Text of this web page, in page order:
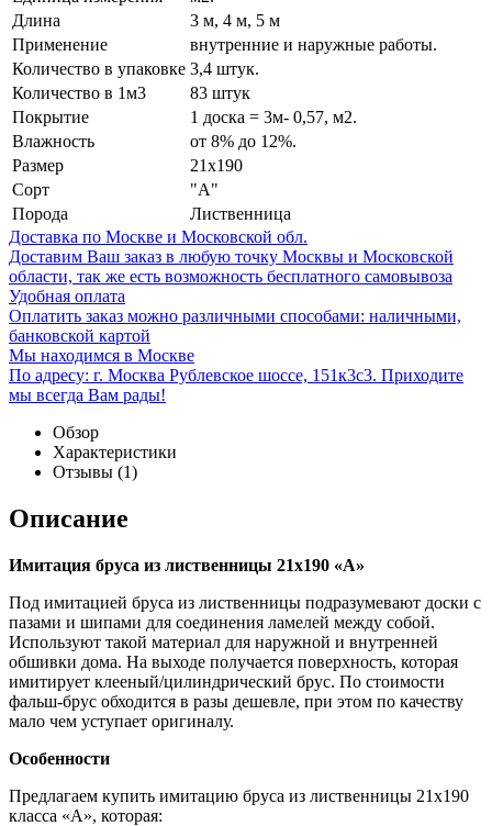
Длина
3 м, 4 м, 5 м
Применение
внутренние и наружные работы.
Количество в упаковке 3,4 штук.
Количество в 1м3
83 штук
Покрытие
1 доска = 3м- 0,57, м2.
Влажность
от 8% до 12%.
Размер
21x190
Сорт
"А"
Порода
Лиственница
Доставка по Москве и Московской обл.
Доставим Ваш заказ в любую точку Москвы и Московской
области, так же есть возможность бесплатного самовывоза
Удобная оплата
Оплатить заказ можно различными способами: наличными,
банковской картой
Мы находимся в Москве
По адресу: г. Москва Рублевское шоссе, 151к3с3. Приходите
мы всегда Вам рады!
Обзор
Характеристики
Отзывы (1)
Описание
Имитация бруса из лиственницы 21х190 «А»
Под имитацией бруса из лиственницы подразумевают доски с
пазами и шипами для соединения ламелей между собой.
Используют такой материал для наружной и внутренней
обшивки дома. На выходе получается поверхность, которая
имитирует клееный/цилиндрический брус. По стоимости
фальш-брус обходится в разы дешевле, при этом по качеству
мало чем уступает оригиналу.
Особенности
Предлагаем купить имитацию бруса из лиственницы 21х190
класса «А», которая: